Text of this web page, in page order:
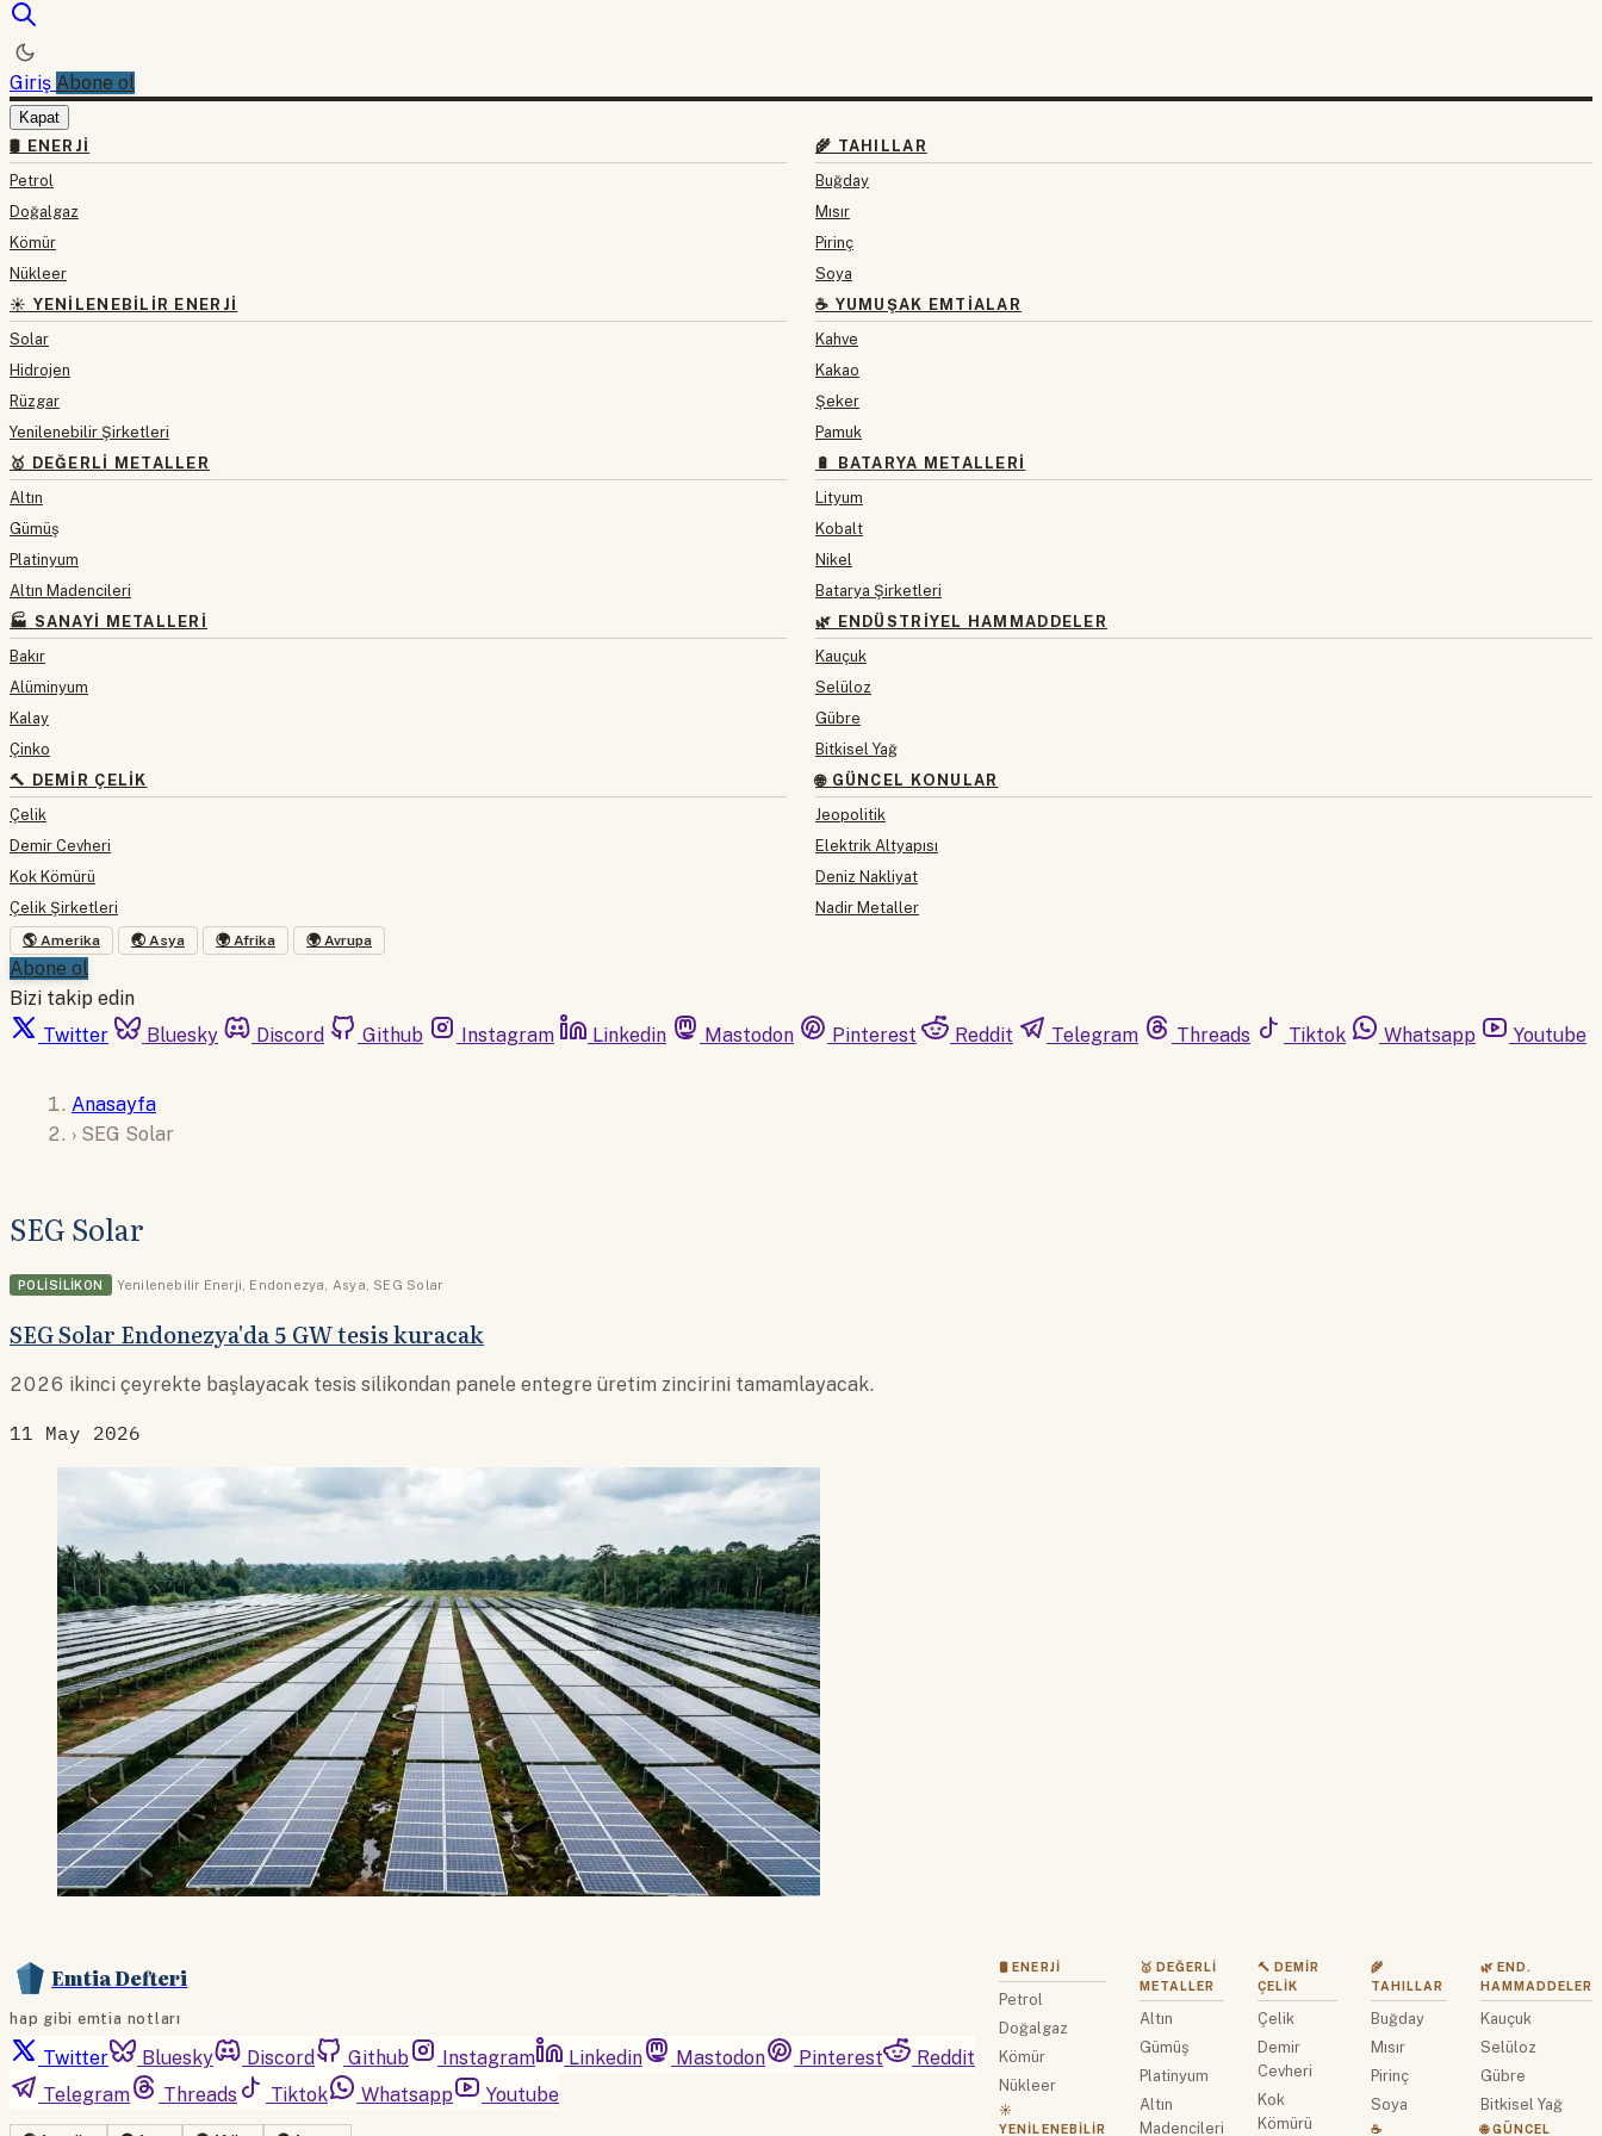
Giriş Abone ol
Kapat
🛢 ENERJI
Petrol
Doğalgaz
Kömür
Nükleer
☀️ YENILENEBILIR ENERJI
Solar
Hidrojen
Rüzgar
Yenilenebilir Şirketleri
🥇 DEĞERLI METALLER
Altın
Gümüş
Platinyum
Altın Madencileri
🏭 SANAYI METALLERI
Bakır
Alüminyum
Kalay
Çinko
🔨 DEMIR ÇELIK
Çelik
Demir Cevheri
Kok Kömürü
Çelik Şirketleri
🌾 TAHILLAR
Buğday
Mısır
Pirinç
Soya
☕ YUMUŞAK EMTIALAR
Kahve
Kakao
Şeker
Pamuk
🔋 BATARYA METALLERI
Lityum
Kobalt
Nikel
Batarya Şirketleri
🌿 ENDÜSTRIYEL HAMMADDELER
Kauçuk
Selüloz
Gübre
Bitkisel Yağ
🌐 GÜNCEL KONULAR
Jeopolitik
Elektrik Altyapısı
Deniz Nakliyat
Nadir Metaller
🌎 Amerika 🌏 Asya 🌍 Afrika 🌍 Avrupa
Abone ol
Bizi takip edin
Twitter
Bluesky Discord Github Instagram Linkedin Mastodon Pinterest Reddit Telegram Threads Tiktok Whatsapp Youtube
Anasayfa
› SEG Solar
SEG Solar
POLISILIKON Yenilenebilir Enerji, Endonezya, Asya, SEG Solar
SEG Solar Endonezya'da 5 GW tesis kuracak
2026 ikinci çeyrekte başlayacak tesis silikondan panele entegre üretim zincirini tamamlayacak.
11 May 2026
Emtia Defteri
hap gibi emtia notları
Twitter Bluesky Discord Github Instagram Linkedin Mastodon Pinterest
Reddit
Telegram
Threads Tiktok Whatsapp Youtube
🛢 ENERJI
Petrol
Doğalgaz
Kömür
Nükleer
☀️
YENILENEBILIR
🥇 DEĞERLI
METALLER
Altın
Gümüş
Platinyum
Altın
Madencileri
🔨 DEMIR
ÇELIK
Çelik
Demir
Cevheri
Kok
Kömürü
🌾
TAHILLAR
Buğday
Mısır
Pirinç
Soya
☕
🌿 END.
HAMMADDELER
Kauçuk
Selüloz
Gübre
Bitkisel Yağ
🌐 GÜNCEL